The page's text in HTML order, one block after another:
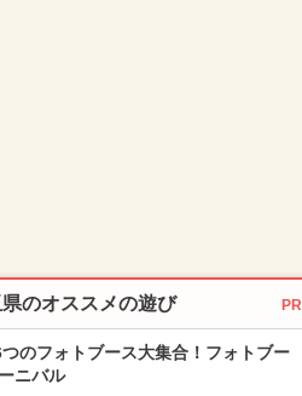
のオススメの遊び PR
のフォトブース大集合！フォトブー
ニバル